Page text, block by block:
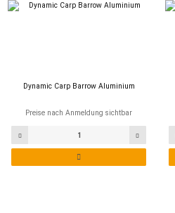
Dynamic Carp Barrow Aluminium
Preise nach Anmeldung sichtbar